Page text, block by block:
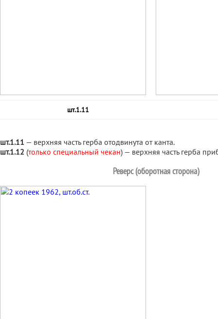
шт.1.11
шт.1.11 — верхняя часть герба отодвинута от канта.
шт.1.12 (только специальный чекан) — верхняя часть герба
Реверс (оборотная сторона)